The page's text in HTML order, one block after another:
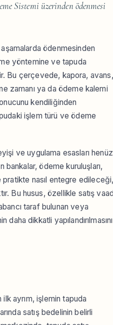
Sistemi üzerinden ödenmesi
ödenmesinden
yöntemine ve tapuda
Bu çerçevede, kapora, avans,
zamanı ya da ödeme kalemi
kendiliğinden
işlem türü ve ödeme
ve uygulama esasları henüz
bankalar, ödeme kuruluşları,
pratikte nasıl entegre
Bu husus, özellikle satış
taraf bulunan veya
dikkatli yapılandırılmasını
ilk ayrım, işlemin tapuda
satış bedelinin belirli